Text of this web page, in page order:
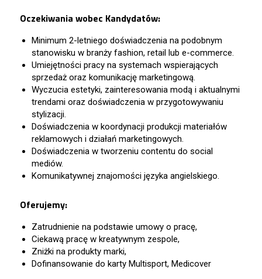
Oczekiwania wobec Kandydatów:
Minimum 2-letniego doświadczenia na podobnym
stanowisku w branży fashion, retail lub e-commerce.
Umiejętności pracy na systemach wspierających
sprzedaż oraz komunikację marketingową.
Wyczucia estetyki, zainteresowania modą i aktualnymi
trendami oraz doświadczenia w przygotowywaniu
stylizacji.
Doświadczenia w koordynacji produkcji materiałów
reklamowych i działań marketingowych.
Doświadczenia w tworzeniu contentu do social
mediów.
Komunikatywnej znajomości języka angielskiego.
Oferujemy:
Zatrudnienie na podstawie umowy o pracę,
Ciekawą pracę w kreatywnym zespole,
Zniżki na produkty marki,
Dofinansowanie do karty Multisport, Medicover